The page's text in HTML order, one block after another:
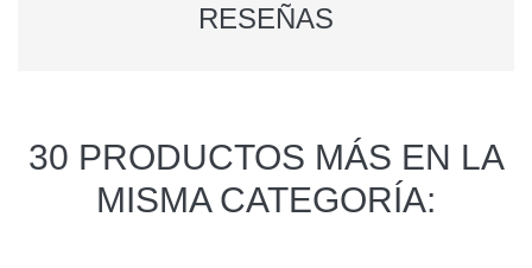
RESEÑAS
30 PRODUCTOS MÁS EN LA
MISMA CATEGORÍA: